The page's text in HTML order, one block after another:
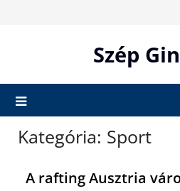
Szép
Kategória: Sport
A rafting Ausztria